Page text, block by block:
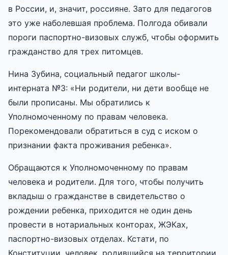
в России, и, значит, россияне. Зато для педагогов
это уже наболевшая проблема. Полгода обивали
пороги паспортно-визовых служб, чтобы оформить
гражданство для трех питомцев.
Нина Зубина, социальный педагог школы-
интерната №3: «Ни родители, ни дети вообще не
были прописаны. Мы обратились к
Уполномоченному по правам человека.
Порекомендовали обратиться в суд с иском о
признании факта проживания ребенка».
Обращаются к Уполномоченному по правам
человека и родители. Для того, чтобы получить
вкладыш о гражданстве в свидетельство о
рождении ребенка, приходится не один день
провести в нотариальных конторах, ЖЭКах,
паспортно-визовых отделах. Кстати, по
Конституции, человек, родившийся на территории